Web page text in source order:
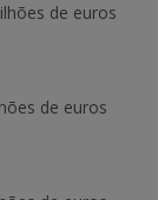
de euros
de euros